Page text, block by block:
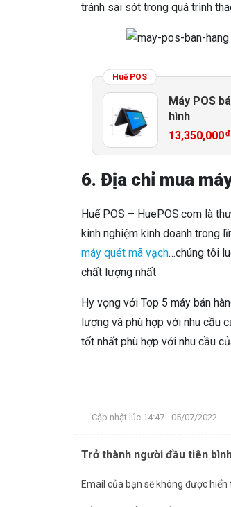
tránh sai sót trong quá trình
Huế POS
Máy POS
hình
13,350,000₫
6. Địa chỉ mua
Huế POS – HuePOS.com là
kinh nghiệm kinh doanh trong
máy quét mã vạch…chúng tôi
chất lượng nhất
Hy vọng với Top 5 máy bán
lượng và phù hợp với nhu cầu
tốt nhất phù hợp với nhu cầu
Cập nhật lúc 14:47 - 05/07/2022
Trở thành người đầu tiên
Email của bạn sẽ không được hiển